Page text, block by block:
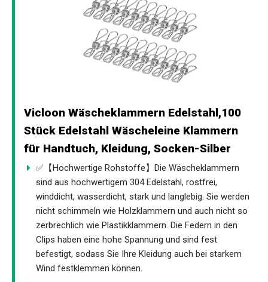
Vicloon Wäscheklammern Edelstahl,100
Stück Edelstahl Wäscheleine Klammern
für Handtuch, Kleidung, Socken-Silber
✅【Hochwertige Rohstoffe】Die Wäscheklammern
sind aus hochwertigem 304 Edelstahl, rostfrei,
winddicht, wasserdicht, stark und langlebig. Sie werden
nicht schimmeln wie Holzklammern und auch nicht so
zerbrechlich wie Plastikklammern. Die Federn in den
Clips haben eine hohe Spannung und sind fest
befestigt, sodass Sie Ihre Kleidung auch bei starkem
Wind festklemmen können.